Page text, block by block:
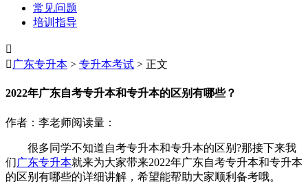
常见问题
培训指导

 广东专升本 > 专升本考试 > 正文
2022年广东自考专升本和专升本的区别有哪些？
作者：李老师阅读量：
很多同学不知道自考专升本和专升本的区别?那接下来我
们广东专升本就来为大家带来2022年广东自考专升本和专升本
的区别有哪些的详细讲解，希望能帮助大家顺利备考哦。